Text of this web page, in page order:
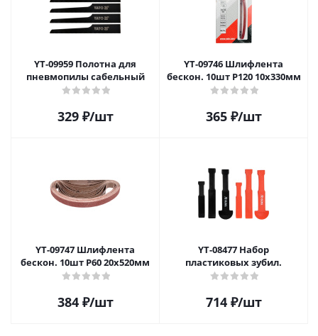
YT-09959 Полотна для
пневмопилы сабельный
329₽/шт
YT-09746 Шлифлента
бескон. 10шт P120 10х330мм
365₽/шт
YT-09747 Шлифлента
бескон. 10шт P60 20х520мм
384₽/шт
YT-08477 Набор
пластиковых зубил.
714₽/шт